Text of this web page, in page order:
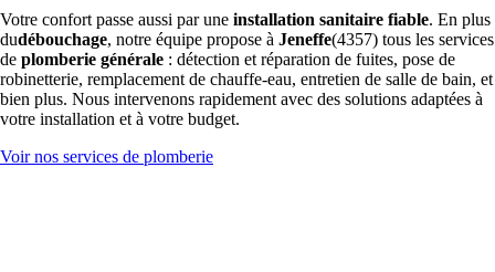
Votre confort passe aussi par une installation sanitaire fiable. En plus
dudébouchage, notre équipe propose à Jeneffe(4357) tous les services
de plomberie générale : détection et réparation de fuites, pose de
robinetterie, remplacement de chauffe-eau, entretien de salle de bain, et
bien plus. Nous intervenons rapidement avec des solutions adaptées à
votre installation et à votre budget.
Voir nos services de plomberie